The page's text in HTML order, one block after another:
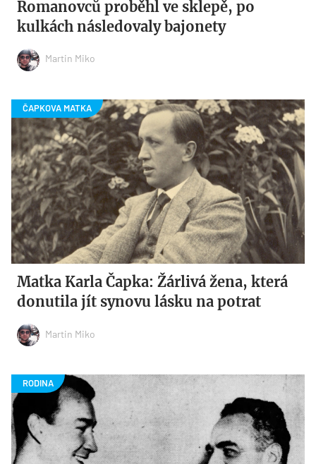
Romanovců proběhl ve sklepě, po
kulkách následovaly bajonety
Martin Miko
Matka Karla Čapka: Žárlivá žena, která
donutila jít synovu lásku na potrat
Martin Miko